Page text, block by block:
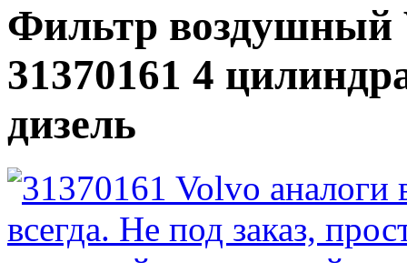
Фильтр воздушный
31370161 4
дизель